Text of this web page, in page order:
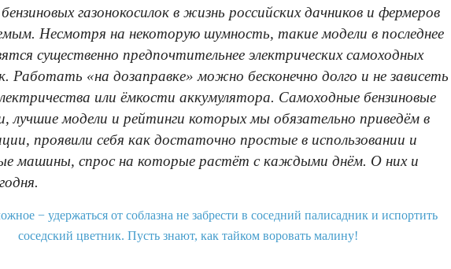
газонокосилок в жизнь российских дачников и фермеров
Несмотря на некоторую шумность, такие модели в последнее
существенно предпочтительнее электрических самоходных
Работать «на дозаправке» можно бесконечно долго и не зависеть
или ёмкости аккумулятора. Самоходные бензиновые
лучшие модели и рейтинги которых мы обязательно приведём в
проявили себя как достаточно простые в использовании и
машины, спрос на которые растёт с каждыми днём. О них и